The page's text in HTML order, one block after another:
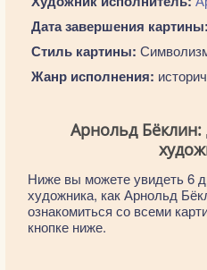
Дата завершения картины:
Стиль картины:
Жанр исполнения:
Арнольд Бёклин:
Ниже вы можете увидеть 6
художника, как Арнольд
ознакомиться со всеми
кнопке ниже.